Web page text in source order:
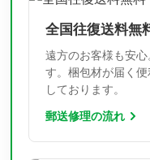
全国往復送料無
遠方のお客様も安
す。梱包材が届く
しております。
郵送修理の流れ